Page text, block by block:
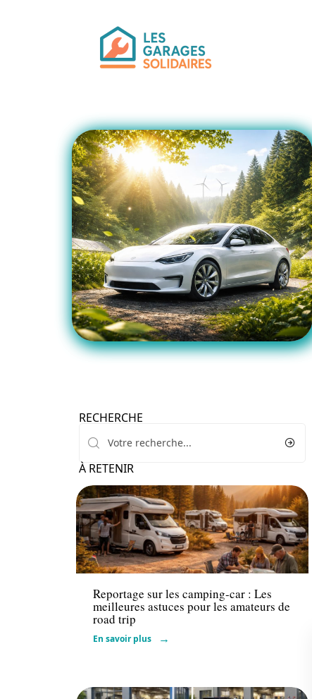
RECHERCHE
À RETENIR
Actu
Reportage sur les camping-car : Les
meilleures astuces pour les amateurs de
road trip
En savoir plus